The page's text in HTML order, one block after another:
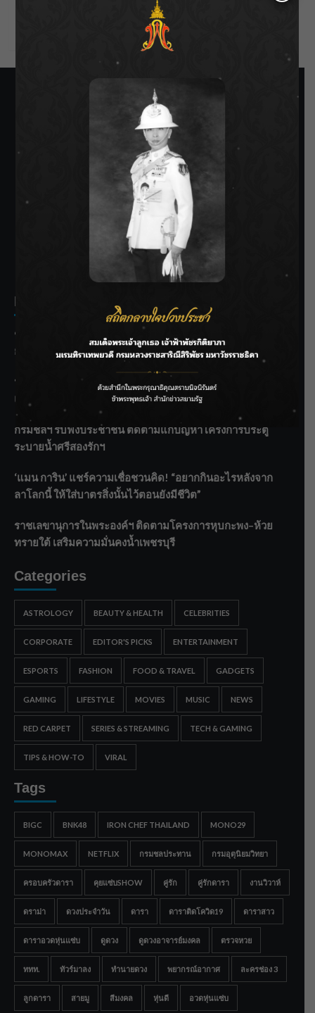
SIAMRATH VARIETY
THE BEST ENTERTAINMENT
Recent Posts
ชลประทานเชียงใหม่เร่งพร่องน้ำแม่น้ำปิง รับมวลน้ำเหนือ ย้ำ
ยังไม่ล้นตลิ่ง
ฟาดลุคใหม่! “แบม พิชญานิน” แดนซ์สับทุกจังหวะ ชวนแฟนๆ
แกะท่า #นอกจอนอกใจ
กรมชลฯ รับฟังประชาชน ติดตามแก้ปัญหาโครงการประตู
ระบายน้ำศรีสองรักฯ
‘แมน การิน’ แชร์ความเชื่อชวนคิด! “อยากกินอะไรหลังจาก
ลาโลกนี้ ให้ใส่บาตรสิ่งนั้นไว้ตอนยังมีชีวิต”
ราชเลขานุการในพระองค์ฯ ติดตามโครงการหุบกะพง–ห้วย
ทรายใต้ เสริมความมั่นคงน้ำเพชรบุรี
Categories
ASTROLOGY BEAUTY & HEALTH CELEBRITIES
CORPORATE EDITOR'S PICKS ENTERTAINMENT
ESPORTS FASHION FOOD & TRAVEL GADGETS
GAMING LIFESTYLE MOVIES MUSIC NEWS
RED CARPET SERIES & STREAMING TECH & GAMING
TIPS & HOW-TO VIRAL
Tags
BIGC BNK48 IRON CHEF THAILAND MONO29
MONOMAX NETFLIX กรมชลประทาน กรมอุตุนิยมวิทยา
ครอบครัวดารา คุยแซ่บSHOW คู่รัก คู่รักดารา งานวิวาห์
ดราม่า ดวงประจำวัน ดารา ดาราติดโควิด19 ดาราสาว
ดาราอวดหุ่นแซ่บ ดูดวง ดูดวงอาจารย์มงคล ตรวจหวย
ททท. ทัวร์มาลง ทำนายดวง พยากรณ์อากาศ ละครช่อง 3
ลูกดารา สายมู สีมงคล หุ่นดี อวดหุ่นแซ่บ